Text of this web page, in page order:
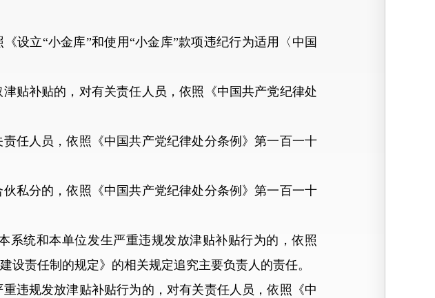
立“小金库”和使用“小金库”款项违纪行为适用〈中国
补贴的，对有关责任人员，依照《中国共产党纪律处
人员，依照《中国共产党纪律处分条例》第一百一十
分的，依照《中国共产党纪律处分条例》第一百一十
统和本单位发生严重违规发放津贴补贴行为的，依照
设责任制的规定》的相关规定追究主要负责人的责任。
规发放津贴补贴行为的，对有关责任人员，依照《中